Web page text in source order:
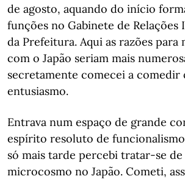
de agosto, aquando do início
funções no Gabinete de Relações
da Prefeitura. Aqui as razões para
com o Japão seriam mais
secretamente comecei a comedir
entusiasmo.
Entrava num espaço de grande
espírito resoluto de
só mais tarde percebi tratar-se
microcosmo no Japão. Cometi,